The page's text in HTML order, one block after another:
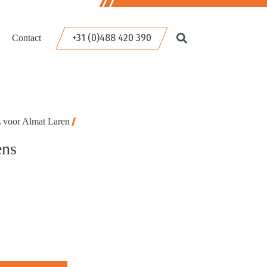
Contact +31 (0)488 420 390
Almat Laren